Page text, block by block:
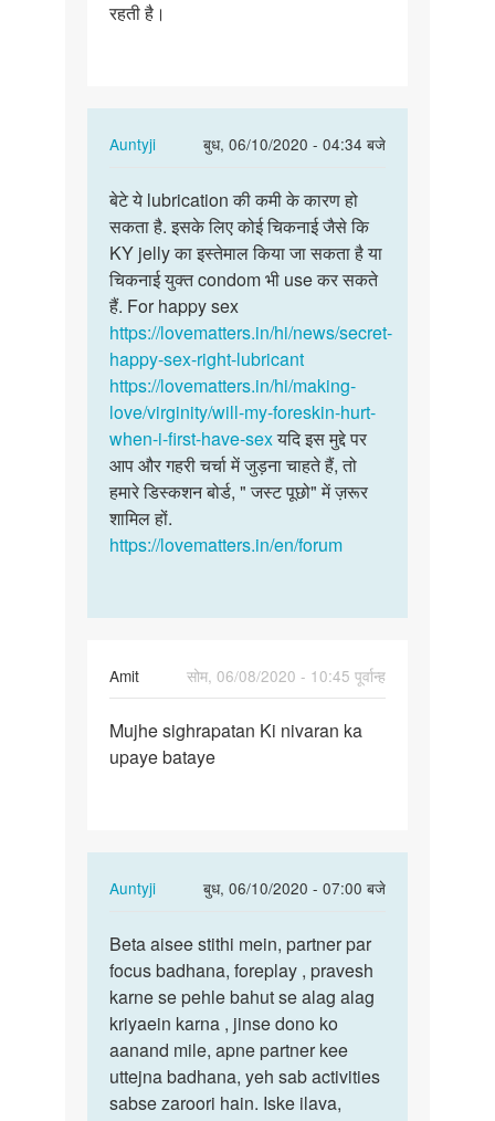
बाद…
रहती है।
Auntyji
बुध, 06/10/2020 - 04:34 बजे
In
to
अगर
मैं
एक
हफ्ते
के
बाद…
by
Sam
बेटे
ये
lubrication
की
कमी…
बेटे ये lubrication की कमी के कारण हो
सकता है. इसके लिए कोई चिकनाई जैसे कि
KY jelly का इस्तेमाल किया जा सकता है या
चिकनाई युक्त condom भी use कर सकते
हैं. For happy sex
https://lovematters.in/hi/news/secret-
happy-sex-right-lubricant
https://lovematters.in/hi/making-
love/virginity/will-my-foreskin-hurt-
when-i-first-have-sexयदि इस मुद्दे पर
आप और गहरी चर्चा में जुड़ना चाहते हैं, तो
हमारे डिस्कशन बोर्ड, " जस्ट पूछो" में ज़रूर
शामिल हों.
https://lovematters.in/en/forum
Amit
सोम, 06/08/2020 - 10:45 पूर्वान्ह
Mujhe
sighrapatan
Mujhe sighrapatan Ki nivaran ka
upaye bataye
Auntyji
बुध, 06/10/2020 - 07:00 बजे
In
to
Mujhe
sighrapatan
Ki
nivaran…
by
Amit
Beta
aisee
stithi
mein,
…
Beta aisee stithi mein, partner par
focus badhana, foreplay , pravesh
karne se pehle bahut se alag alag
kriyaein karna , jinse dono ko
aanand mile, apne partner kee
uttejna badhana, yeh sab activities
sabse zaroori hain. Iske ilava,